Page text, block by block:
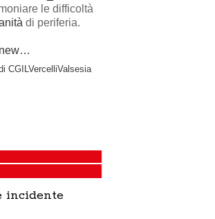
di periferia.
CGILVercelliValsesia
incidente